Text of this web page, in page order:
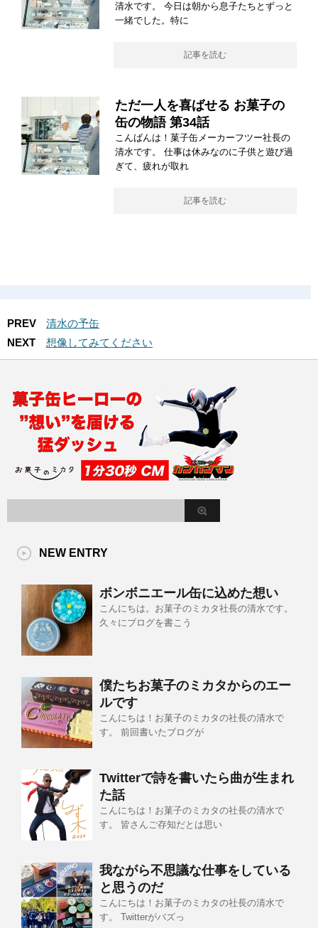
清水です。 今日は朝から息子たちとずっと
一緒でした。特に
記事を読む
ただ一人を喜ばせる お菓子の
缶の物語 第34話
こんばんは！菓子缶メーカーフツー社長の
清水です。 仕事は休みなのに子供と遊び過
ぎて、疲れが取れ
記事を読む
PREV
清水の予缶
NEXT
想像してみてください
NEW ENTRY
ボンボニエール缶に込めた想い
こんにちは。お菓子のミカタ社長の清水です。
久々にブログを書こう
僕たちお菓子のミカタからのエー
ルです
こんにちは！お菓子のミカタの社長の清水で
す。 前回書いたブログが
Twitterで詩を書いたら曲が生まれ
た話
こんにちは！お菓子のミカタの社長の清水で
す。 皆さんご存知だとは思い
我ながら不思議な仕事をしている
と思うのだ
こんにちは！お菓子のミカタの社長の清水で
す。 Twitterがバズっ